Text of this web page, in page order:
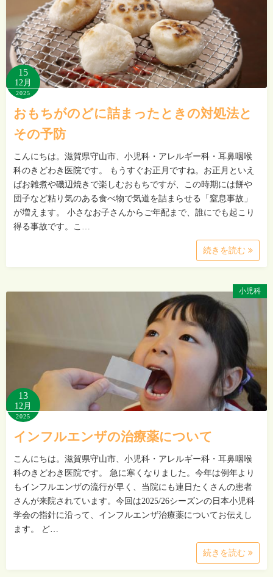
15
12月
2025
おもちがのどに詰まったときの対処法と
その予防
こんにちは。滋賀県守山市、小児科・アレルギー科・耳鼻咽喉
科のきどわき医院です。 もうすぐお正月ですね。お正月といえ
ばお雑煮や磯辺焼きで楽しむおもちですが、この時期には餅や
団子など粘り気のある食べ物で気道を詰まらせる「窒息事故」
が増えます。 小さなお子さんからご年配まで、誰にでも起こり
得る事故です。こ…
続きを読む
小児科
13
12月
2025
インフルエンザの治療薬について
こんにちは。滋賀県守山市、小児科・アレルギー科・耳鼻咽喉
科のきどわき医院です。 急に寒くなりました。今年は例年より
もインフルエンザの流行が早く、当院にも連日たくさんの患者
さんが来院されています。今回は2025/26シーズンの日本小児科
学会の指針に沿って、インフルエンザ治療薬についてお伝えし
ます。 ど…
続きを読む